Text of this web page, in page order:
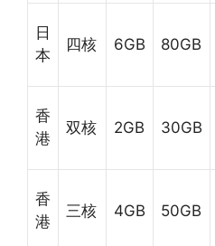
日
本
四核 6GB 80GB
香
港
双核 2GB 30GB
香
港
三核 4GB 50GB